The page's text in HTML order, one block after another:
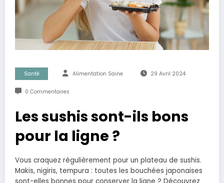
Santé Alimentation Saine 29 Avril 2024
0 Commentaires
Les sushis sont-ils bons
pour la ligne ?
Vous craquez régulièrement pour un plateau de sushis.
Makis, nigiris, tempura : toutes les bouchées japonaises